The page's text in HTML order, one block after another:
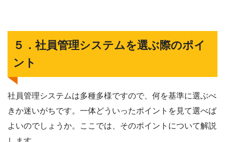
５．社員管理システムを選ぶ際のポイ
ント
社員管理システムは多種多様ですので、何を基準に選ぶべ
きか迷いがちです。一体どういったポイントを見て選べば
よいのでしょうか。ここでは、そのポイントについて解説